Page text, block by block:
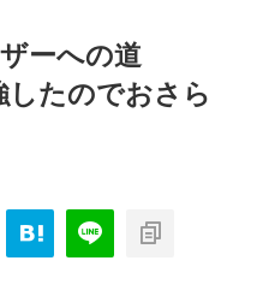
ーへの道
たのでおさら